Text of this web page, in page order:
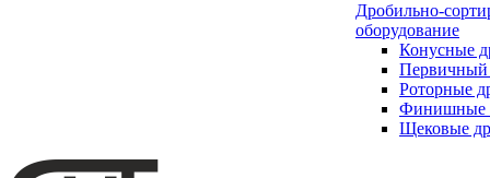
Дробильно-
оборудование
Конусные
Первичный
Роторные
Финишные
Щековые